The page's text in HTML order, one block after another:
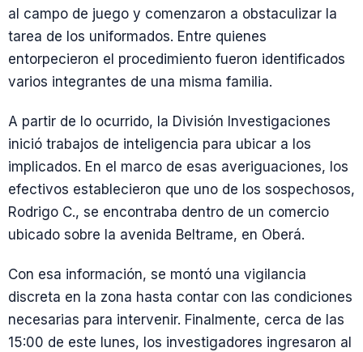
al campo de juego y comenzaron a obstaculizar la
tarea de los uniformados. Entre quienes
entorpecieron el procedimiento fueron identificados
varios integrantes de una misma familia.
A partir de lo ocurrido, la División Investigaciones
inició trabajos de inteligencia para ubicar a los
implicados. En el marco de esas averiguaciones, los
efectivos establecieron que uno de los sospechosos,
Rodrigo C., se encontraba dentro de un comercio
ubicado sobre la avenida Beltrame, en Oberá.
Con esa información, se montó una vigilancia
discreta en la zona hasta contar con las condiciones
necesarias para intervenir. Finalmente, cerca de las
15:00 de este lunes, los investigadores ingresaron al